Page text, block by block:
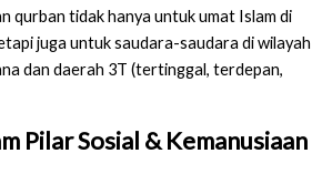
qurban tidak hanya untuk umat Islam di
juga untuk saudara-saudara di wilayah
dan daerah 3T (tertinggal, terdepan,
Pilar Sosial & Kemanusiaan